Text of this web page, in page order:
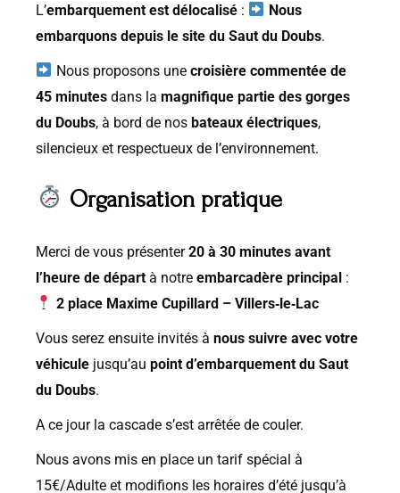
L’embarquement est délocalisé :
Nous
embarquons depuis le site du Saut du Doubs.
Nous proposons une croisière commentée de
45 minutes dans lamagnifique partie des gorges
du Doubs, à bord de nosbateaux électriques,
silencieux et respectueux de l’environnement.
Organisation pratique
Merci de vous présenter20 à 30 minutes avant
l’heure de départ à notreembarcadère principal :
2 place Maxime Cupillard – Villers‑le‑Lac
Vous serez ensuite invités ànous suivre avec votre
véhicule jusqu’aupoint d’embarquement du Saut
du Doubs.
A ce jour la cascade s’est arrêtée de couler.
Nous avons mis en place un tarif spécial à
15€/Adulte et modifions les horaires d’été jusqu’à